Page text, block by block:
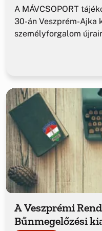
A MÁVCSOPORT
30-án Veszprém-Ajka
személyforgalom
A Veszprémi
Bűnmegelőzési